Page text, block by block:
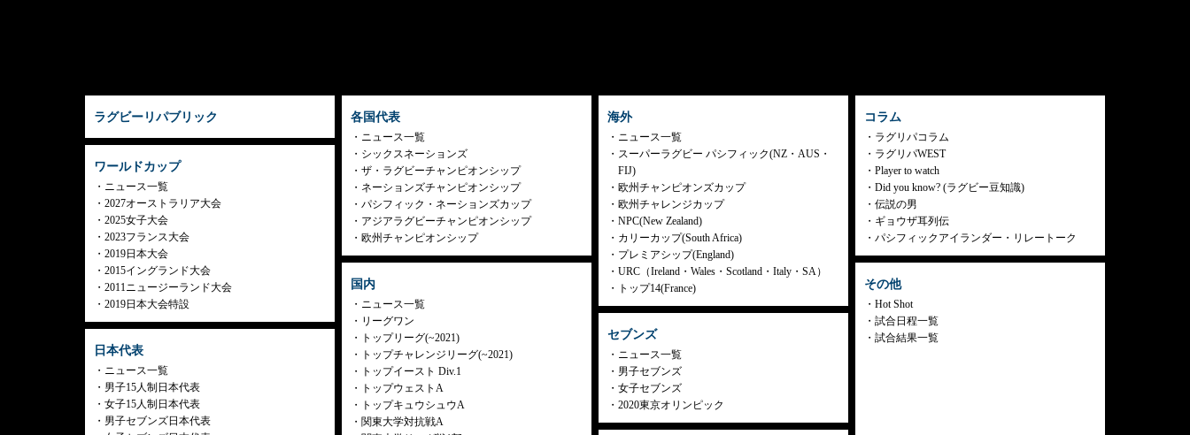
ラグビーリパブリック
ワールドカップ
ニュース一覧
2027オーストラリア大会
2025女子大会
2023フランス大会
2019日本大会
2015イングランド大会
2011ニュージーランド大会
2019日本大会特設
日本代表
ニュース一覧
男子15人制日本代表
女子15人制日本代表
男子セブンズ日本代表
各国代表
ニュース一覧
シックスネーションズ
ザ・ラグビーチャンピオンシップ
ネーションズチャンピオンシップ
パシフィック・ネーションズカップ
アジアラグビーチャンピオンシップ
欧州チャンピオンシップ
国内
ニュース一覧
リーグワン
トップリーグ(~2021)
トップチャレンジリーグ(~2021)
トップイースト Div.1
トップウェストA
トップキュウシュウA
関東大学対抗戦A
海外
ニュース一覧
スーパーラグビー パシフィック(NZ・AUS・
FIJ)
欧州チャンピオンズカップ
欧州チャレンジカップ
NPC(New Zealand)
カリーカップ(South Africa)
プレミアシップ(England)
URC（Ireland・Wales・Scotland・Italy・SA）
トップ14(France)
セブンズ
ニュース一覧
男子セブンズ
女子セブンズ
2020東京オリンピック
コラム
ラグリパコラム
ラグリパWEST
Player to watch
Did you know? (ラグビー豆知識)
伝説の男
ギョウザ耳列伝
パシフィックアイランダー・リレートーク
その他
Hot Shot
試合日程一覧
試合結果一覧